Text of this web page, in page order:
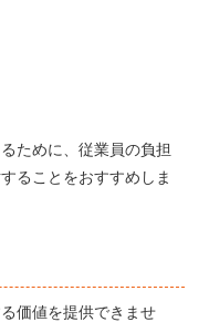
ために、従業員の負担
ることをおすすめしま
価値を提供できませ